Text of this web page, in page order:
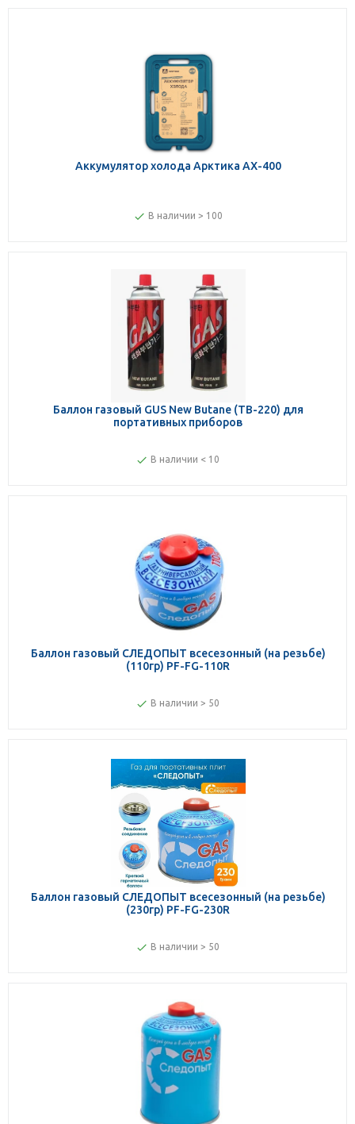
Аккумулятор холода Арктика AX-400
В наличии > 100
Баллон газовый GUS New Butane (ТВ-220) для
портативных приборов
В наличии < 10
Баллон газовый СЛЕДОПЫТ всесезонный (на резьбе)
(110гр) PF-FG-110R
В наличии > 50
Баллон газовый СЛЕДОПЫТ всесезонный (на резьбе)
(230гр) PF-FG-230R
В наличии > 50